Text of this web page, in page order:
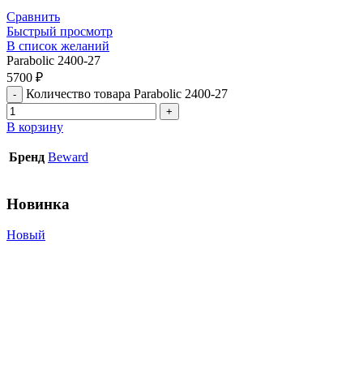
Сравнить
Быстрый просмотр
В список желаний
Parabolic 2400-27
5700 ₽
Количество товара Parabolic 2400-27
В корзину
Бренд Beward
Новинка
Новый